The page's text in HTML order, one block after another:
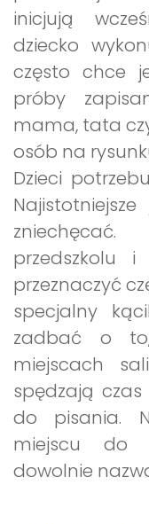
inicjują
dziecko
często chce
próby
mama, tata
osób na
Dzieci
przedszkolu
przeznaczyć
specjalny
zadbać o
miejscach
spędzają czas
do pisania.
miejscu do
dowolnie